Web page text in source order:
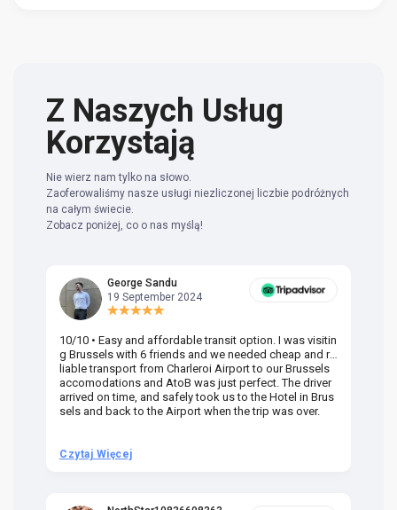
Z Naszych Usług
Korzystają
Nie wierz nam tylko na słowo.
Zaoferowaliśmy nasze usługi niezliczonej liczbie podróżnych
na całym świecie.
Zobacz poniżej, co o nas myślą!
George Sandu
19 September 2024
10/10 • Easy and affordable transit option. I was visitin
g Brussels with 6 friends and we needed cheap and re
liable transport from Charleroi Airport to our Brussels
accomodations and AtoB was just perfect. The driver
arrived on time, and safely took us to the Hotel in Brus
sels and back to the Airport when the trip was over.
Czytaj Więcej